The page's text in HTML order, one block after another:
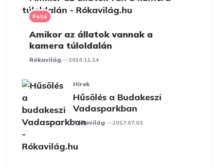
Fotó
Amikor az állatok vannak a
kamera túloldalán
Posted
Rókavilág 2016.11.14
Hírek
Hűsölés a Budakeszi
Vadasparkban
Posted
Rókavilág 2017.07.03